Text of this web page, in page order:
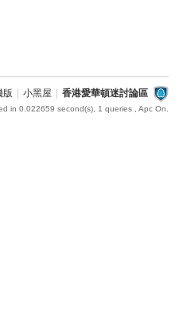
版 小黑屋 香港愛華頓迷討論區
in 0.022659 second(s), 1 queries , Apc On.